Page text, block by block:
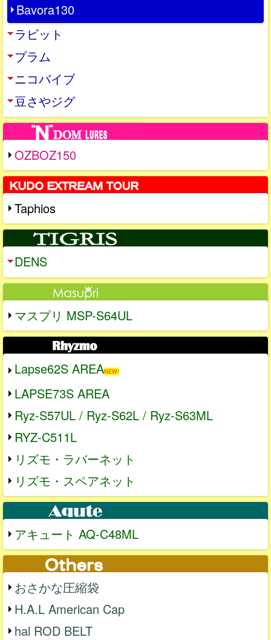
Bavora130
ラビット
プラム
ニコバイブ
豆さやジグ
OZBOZ150
Taphios
DENS
マスプリ MSP-S64UL
Lapse62S AREANEW!
LAPSE73S AREA
Ryz-S57UL / Ryz-S62L / Ryz-S63ML
RYZ-C511L
リズモ・ラバーネット
リズモ・スペアネット
アキュート AQ-C48ML
おさかな圧縮袋
H.A.L American Cap
hal ROD BELT